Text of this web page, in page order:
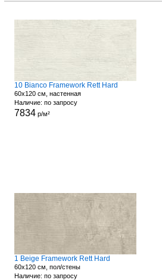
10 Bianco Framework Rett Hard
60x120 см, настенная
Наличие: по запросу
7834р/м²
1 Beige Framework Rett Hard
60x120 см, пол/стены
Наличие: по запросу